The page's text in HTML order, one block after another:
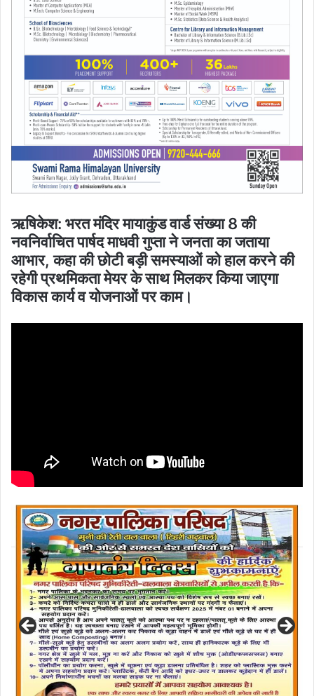
ऋषिकेश: भरत मंदिर मायाकुंड वार्ड संख्या 8 की
नवनिर्वाचित पार्षद माधवी गुप्ता ने जनता का जताया
आभार, कहा की छोटी बड़ी समस्याओं को हाल करने की
रहेगी प्रथमिकता मेयर के साथ मिलकर किया जाएगा
विकास कार्य व योजनाओं पर काम।